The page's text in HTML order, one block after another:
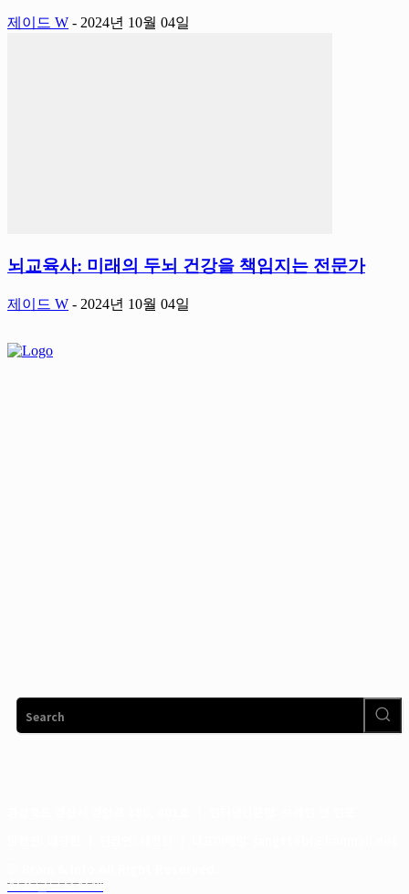
제이드 W - 2024년 10월 04일
뇌교육사: 미래의 두뇌 건강을 책임지는 전문가
제이드 W - 2024년 10월 04일
Search
청소년보호정책